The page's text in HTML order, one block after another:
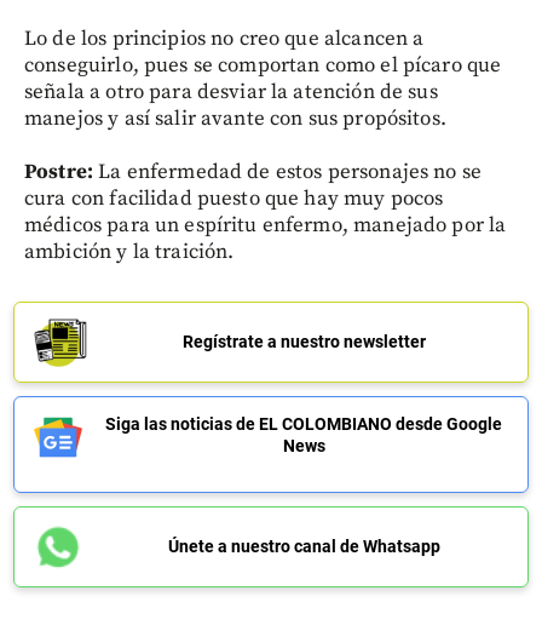
Lo de los principios no creo que alcancen a
conseguirlo, pues se comportan como el pícaro que
señala a otro para desviar la atención de sus
manejos y así salir avante con sus propósitos.
Postre: La enfermedad de estos personajes no se
cura con facilidad puesto que hay muy pocos
médicos para un espíritu enfermo, manejado por la
ambición y la traición.
Regístrate a nuestro newsletter
Siga las noticias de EL COLOMBIANO desde Google
News
Únete a nuestro canal de Whatsapp